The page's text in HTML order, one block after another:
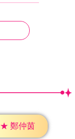
★ 鄭仲茵